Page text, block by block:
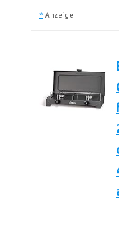
* Anzeige